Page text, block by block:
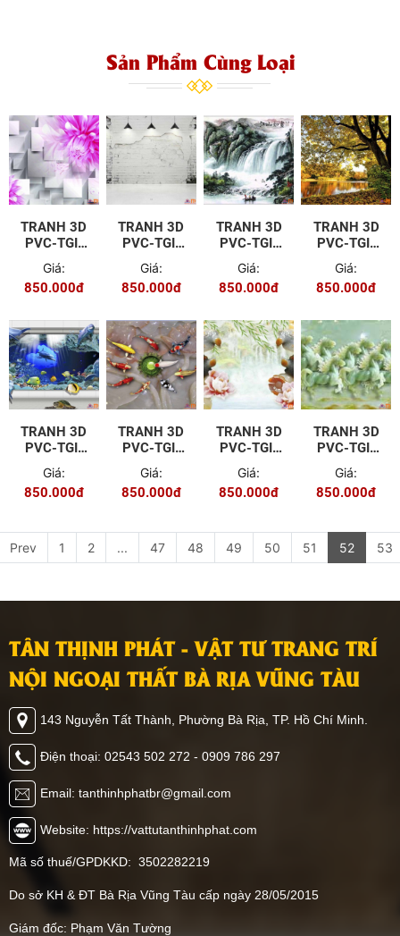
Sản Phẩm Cùng Loại
TRANH 3D
PVC-TGI-
YD-P397
Giá:
850.000đ
TRANH 3D
PVC-TGI-
YD-P406
Giá:
850.000đ
TRANH 3D
PVC-TGI-
YD-P415
Giá:
850.000đ
TRANH 3D
PVC-TGI-
YD-P80
Giá:
850.000đ
TRANH 3D
PVC-TGI-
YD-P177
Giá:
850.000đ
TRANH 3D
PVC-TGI-
YD-3
Giá:
850.000đ
TRANH 3D
PVC-TGI-
YD-77
Giá:
850.000đ
TRANH 3D
PVC-TGI-
YD-98
Giá:
850.000đ
Prev 1 2 ... 47 48 49 50 51 52 53
TÂN THỊNH PHÁT - VẬT TƯ TRANG TRÍ
NỘI NGOẠI THẤT BÀ RỊA VŨNG TÀU
143 Nguyễn Tất Thành, Phường Bà Rịa, TP. Hồ Chí Minh.
Điện thoại: 02543 502 272 - 0909 786 297
Email: tanthinhphatbr@gmail.com
Website: https://vattutanthinhphat.com
Mã số thuế/GPDKKD: 3502282219
Do sở KH & ĐT Bà Rịa Vũng Tàu cấp ngày 28/05/2015
Giám đốc: Phạm Văn Tường